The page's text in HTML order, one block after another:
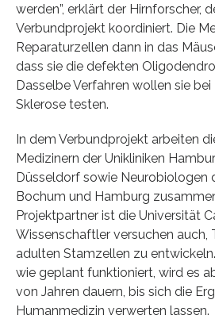
werden”, erklärt der Hirnforscher,
Verbundprojekt koordiniert. Die
Reparaturzellen dann in das
dass sie die defekten
Dasselbe Verfahren wollen sie
Sklerose testen.
In dem Verbundprojekt arbeiten
Medizinern der Unikliniken
Düsseldorf sowie Neurobiologen
Bochum und Hamburg
Projektpartner ist die Universität
Wissenschaftler versuchen auch,
adulten Stamzellen zu
wie geplant funktioniert, wird es
von Jahren dauern, bis sich die
Humanmedizin verwerten lassen.